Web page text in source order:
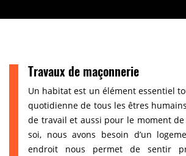
Travaux de maçonnerie
Un habitat est un élément essentiel
quotidienne de tous les êtres
de travail et aussi pour le moment
soi, nous avons besoin d’un
endroit nous permet de sentir